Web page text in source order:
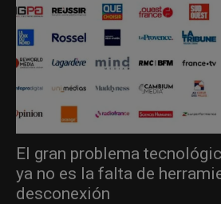
El gran problema
ya no es la falta de
desconexión